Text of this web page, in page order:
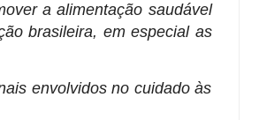
a alimentação saudável
brasileira, em especial as
envolvidos no cuidado às